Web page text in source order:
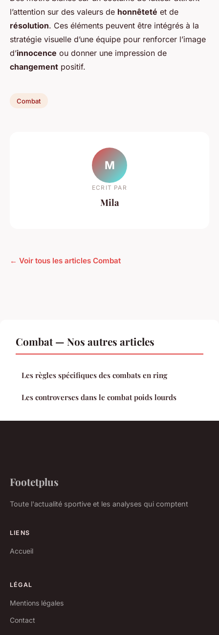
l’attention sur des valeurs de honnêteté et de
résolution. Ces éléments peuvent être intégrés à la
stratégie visuelle d’une équipe pour renforcer l’image
d’innocence ou donner une impression de
changement positif.
Combat
M
ECRIT PAR
Mila
← Voir tous les articles Combat
Combat — Nos autres articles
Les règles spécifiques des combats en ring
Les controverses dans le combat poids lourds
Footetplus
Toute l'actualité sportive et les analyses qui comptent
LIENS
Accueil
LÉGAL
Mentions légales
Contact